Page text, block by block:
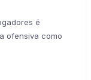
é
ofensiva como